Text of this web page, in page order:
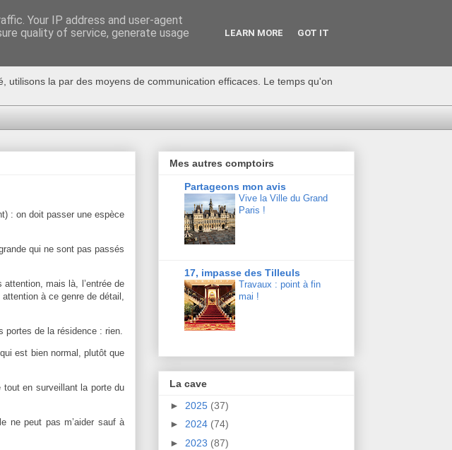
la par des moyens de communication efficaces. Le temps qu'on
: on doit passer une espèce
qui ne sont pas passés
attention, mais là, l’entrée de
à ce genre de détail,
portes de la résidence : rien.
est bien normal, plutôt que
tout en surveillant la porte du
ne peut pas m’aider sauf à
Mes autres comptoirs
Partageons mon avis
Vive la Ville du Grand
Paris !
17, impasse des Tilleuls
Travaux : point à fin
mai !
La cave
► 2025 (37)
► 2024 (74)
► 2023 (87)
Your IP address and user-agent
quality of service, generate usage
LEARN MORE GOT IT